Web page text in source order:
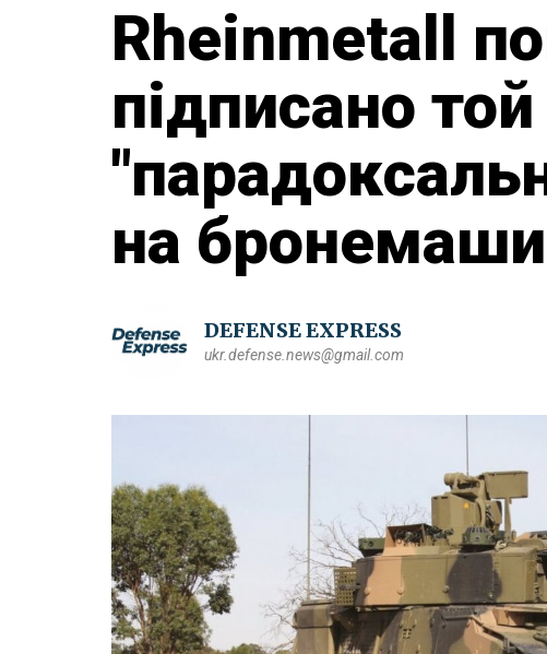
Rheinmetall
підписано
на
DEFENSE EXPRESS
ukr.defense.news@gmail.com